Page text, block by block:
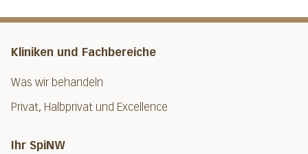
Kliniken und Fachbereiche
Was wir behandeln
Privat, Halbprivat und Excellence
Ihr SpiNW